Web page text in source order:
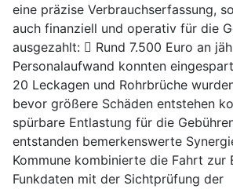
eine präzise Verbrauchserfassung,
auch finanziell und operativ für die
ausgezahlt:  Rund 7.500 Euro an
Personalaufwand konnten
20 Leckagen und Rohrbrüche
bevor größere Schäden entstehen
spürbare Entlastung für die
entstanden bemerkenswerte
Kommune kombinierte die Fahrt zur
Funkdaten mit der Sichtprüfung der